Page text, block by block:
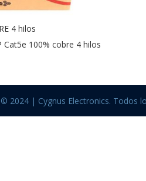
4 hilos
Cat5e 100% cobre 4 hilos
2024 | Cygnus Electronics. Todos